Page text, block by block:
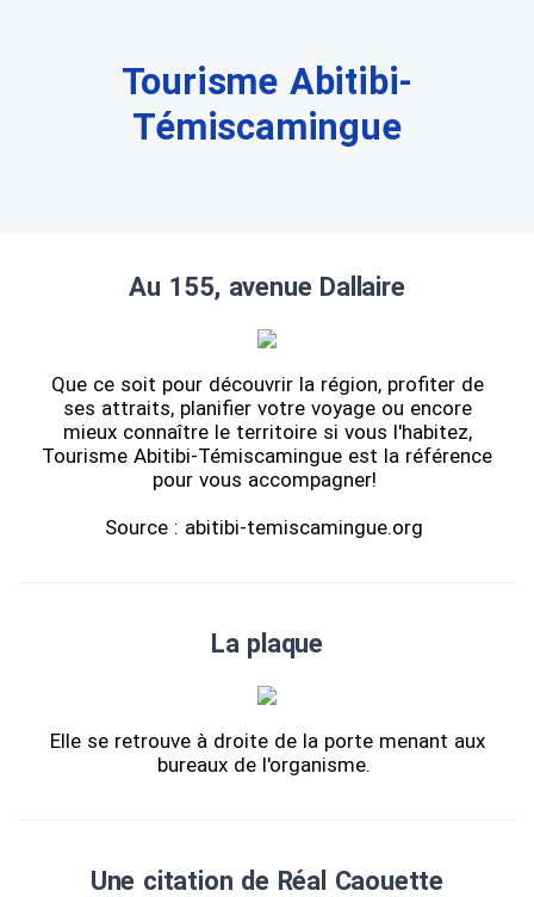
Tourisme Abitibi-
Témiscamingue
Au 155, avenue Dallaire
Que ce soit pour découvrir la région, profiter de
ses attraits, planifier votre voyage ou encore
mieux connaître le territoire si vous l'habitez,
Tourisme Abitibi-Témiscamingue est la référence
pour vous accompagner!
Source : abitibi-temiscamingue.org
La plaque
Elle se retrouve à droite de la porte menant aux
bureaux de l'organisme.
Une citation de Réal Caouette